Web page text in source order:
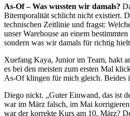
As-Of – Was wussten wir damals?
Bitemporalität schlicht nicht existiert.
technischen Zeitlinie und fragst:
unser Warehouse an einem
sondern was wir damals für richtig
Xuefang Kaya, Junior im Team, hakt
es bei den meisten zum ersten Mal
As-Of klingen für mich gleich. Beides
Diego nickt. „Guter Einwand, das ist
war im März falsch, im Mai
war der korrekte Kurs am 10. März?